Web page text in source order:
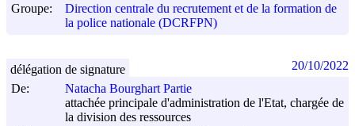
Groupe:
Direction centrale du recrutement et de la formation de
la police nationale (DCRFPN)
De:
Natacha Bourghart Partie
attachée principale d'administration de l'Etat, chargée de
la division des ressources
délégation de signature 20/10/2022